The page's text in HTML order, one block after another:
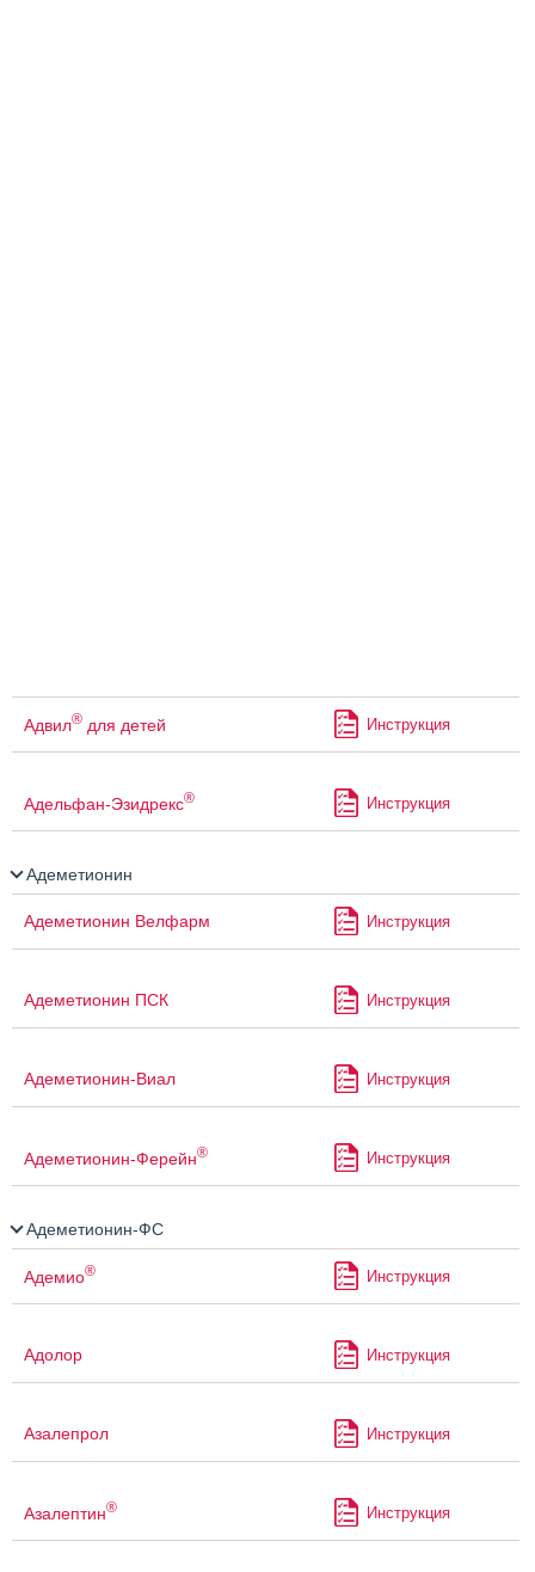
Адвил® для детей Инструкция
Адельфан-Эзидрекс® Инструкция
Адеметионин
Адеметионин Велфарм Инструкция
Адеметионин ПСК Инструкция
Адеметионин-Виал Инструкция
Адеметионин-Ферейн® Инструкция
Адеметионин-ФС
Адемио® Инструкция
Адолор Инструкция
Азалепрол Инструкция
Азалептин® Инструкция